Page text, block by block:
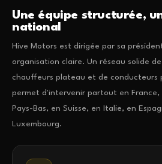
Une équipe structurée,
national
Hive Motors est dirigée par sa
organisation claire. Un réseau solide
chauffeurs plateau et de conducteurs
permet d'intervenir partout en France,
Pays-Bas, en Suisse, en Italie, en
Luxembourg.